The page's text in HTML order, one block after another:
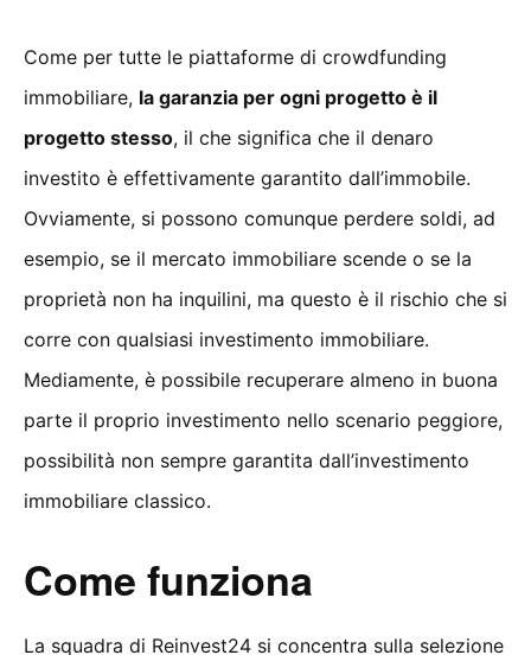
Come per tutte le piattaforme di crowdfunding
immobiliare, la garanzia per ogni progetto è il
progetto stesso, il che significa che il denaro
investito è effettivamente garantito dall’immobile.
Ovviamente, si possono comunque perdere soldi, ad
esempio, se il mercato immobiliare scende o se la
proprietà non ha inquilini, ma questo è il rischio che si
corre con qualsiasi investimento immobiliare.
Mediamente, è possibile recuperare almeno in buona
parte il proprio investimento nello scenario peggiore,
possibilità non sempre garantita dall’investimento
immobiliare classico.
Come funziona
La squadra di Reinvest24 si concentra sulla selezione